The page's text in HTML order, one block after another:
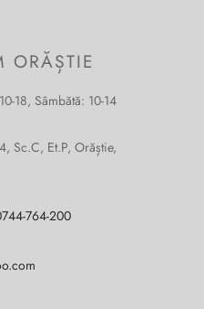
ORĂȘTIE
18, Sâmbătă: 10-14
Sc.C, Et.P, Orăștie,
764-200